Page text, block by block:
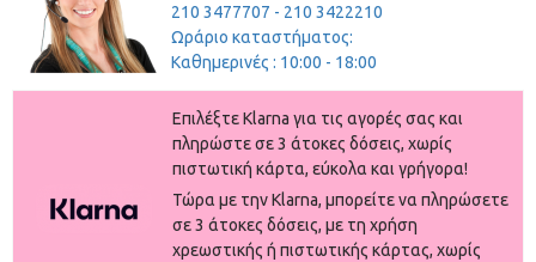
210 3477707 - 210 3422210
Ωράριο καταστήματος:
Καθημερινές : 10:00 - 18:00
Eπιλέξτε Klarna για τις αγορές σας και
πληρώστε σε 3 άτοκες δόσεις, χωρίς
πιστωτική κάρτα, εύκολα και γρήγορα!
Τώρα με την Klarna, μπορείτε να πληρώσετε
σε 3 άτοκες δόσεις, με τη χρήση
χρεωστικής ή πιστωτικής κάρτας, χωρίς